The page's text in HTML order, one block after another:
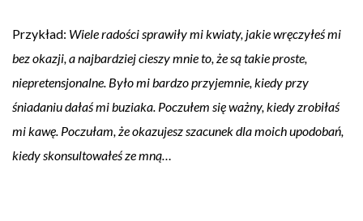
Przykład: Wiele radości sprawiły mi kwiaty, jakie wręczyłeś mi
bez okazji, a najbardziej cieszy mnie to, że są takie proste,
niepretensjonalne. Było mi bardzo przyjemnie, kiedy przy
śniadaniu dałaś mi buziaka. Poczułem się ważny, kiedy zrobiłaś
mi kawę. Poczułam, że okazujesz szacunek dla moich upodobań,
kiedy skonsultowałeś ze mną…